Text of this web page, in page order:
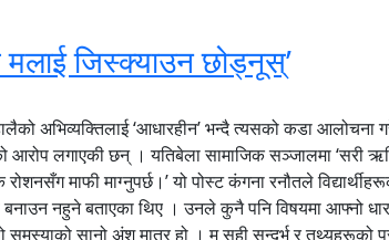
जिस्क्याउन छोड्नूस्’
अभिव्यक्तिलाई ‘आधारहीन’ भन्दै त्यसको कडा
आरोप लगाएकी छन् । यतिबेला सामाजिक सञ्जालमा
माफी माग्नुपर्छ।’ यो पोस्ट कंगना रनौतले
नहुने बताएका थिए । उनले कुनै पनि विषयमा आफ्नो
समस्याको सानो अंश मात्र हो । म सही सन्दर्भ र